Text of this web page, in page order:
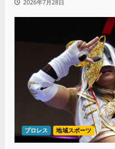
2026年7月28日
プロレス 地域スポーツ